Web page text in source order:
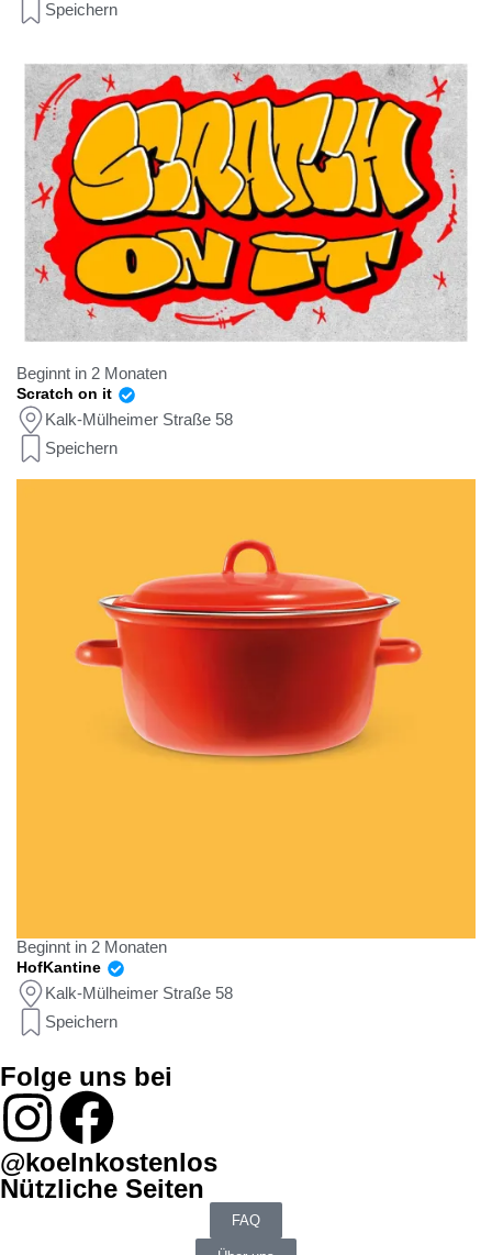
Speichern
Beginnt in 2 Monaten
Scratch on it
Kalk-Mülheimer Straße 58
Speichern
Beginnt in 2 Monaten
HofKantine
Kalk-Mülheimer Straße 58
Speichern
Folge uns bei
@koelnkostenlos
Nützliche Seiten
FAQ